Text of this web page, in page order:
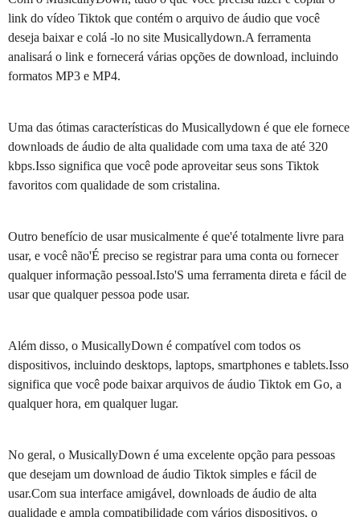
link do vídeo Tiktok que contém o arquivo de áudio que você
deseja baixar e colá -lo no site Musicallydown.A ferramenta
analisará o link e fornecerá várias opções de download, incluindo
formatos MP3 e MP4.
Uma das ótimas características do Musicallydown é que ele fornece
downloads de áudio de alta qualidade com uma taxa de até 320
kbps.Isso significa que você pode aproveitar seus sons Tiktok
favoritos com qualidade de som cristalina.
Outro benefício de usar musicalmente é que'é totalmente livre para
usar, e você não'É preciso se registrar para uma conta ou fornecer
qualquer informação pessoal.Isto'S uma ferramenta direta e fácil de
usar que qualquer pessoa pode usar.
Além disso, o MusicallyDown é compatível com todos os
dispositivos, incluindo desktops, laptops, smartphones e tablets.Isso
significa que você pode baixar arquivos de áudio Tiktok em Go, a
qualquer hora, em qualquer lugar.
No geral, o MusicallyDown é uma excelente opção para pessoas
que desejam um download de áudio Tiktok simples e fácil de
usar.Com sua interface amigável, downloads de áudio de alta
qualidade e ampla compatibilidade com vários dispositivos, o